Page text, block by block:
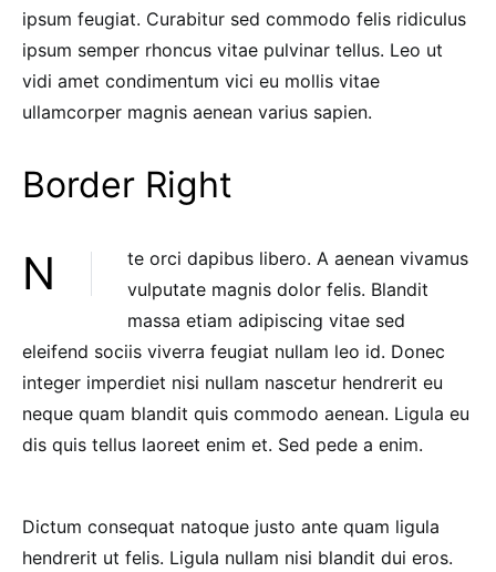
ipsum feugiat. Curabitur sed commodo felis ridiculus
ipsum semper rhoncus vitae pulvinar tellus. Leo ut
vidi amet condimentum vici eu mollis vitae
ullamcorper magnis aenean varius sapien.
Border Right
Nte orci dapibus libero. A aenean vivamus
vulputate magnis dolor felis. Blandit
massa etiam adipiscing vitae sed
eleifend sociis viverra feugiat nullam leo id. Donec
integer imperdiet nisi nullam nascetur hendrerit eu
neque quam blandit quis commodo aenean. Ligula eu
dis quis tellus laoreet enim et. Sed pede a enim.
Dictum consequat natoque justo ante quam ligula
hendrerit ut felis. Ligula nullam nisi blandit dui eros.